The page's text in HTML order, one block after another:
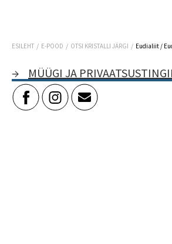
ESILEHT / E-POOD / OTSI KRISTALLI JÄRGI / Eudialiit /
→ MÜÜGI JA